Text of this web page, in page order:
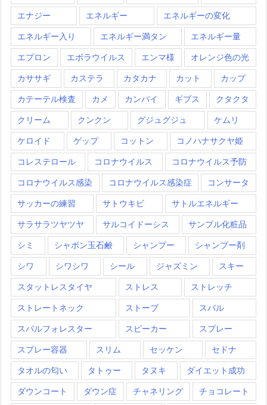
エナジー エネルギー エネルギーの変化
エネルギー入り エネルギー満タン エネルギー量
エプロン エボラウイルス エンマ様 オレンジ色の光
カササギ カステラ カタカナ カット カップ
カテーテル検査 カメ カンパイ ギブス クタクタ
クリーム クンクン グジュグジュ ケムリ
ケロイド ゲップ コットン コノハナサクヤ姫
コレステロール コロナウイルス コロナウイルス予防
コロナウイルス感染 コロナウイルス感染症 コンサータ
サッカーの練習 サトウキビ サトルエネルギー
サラサラツヤツヤ サルコイドーシス サンプル化粧品
シミ シャボン玉石鹸 シャンプー シャンプー剤
シワ シワシワ シール ジャズミン スキー
スタットレスタイヤ ストレス ストレッチ
ストレートネック ストーブ スバル
スバルフォレスター スピーカー スプレー
スプレー容器 スリム セッケン セドナ
タオルの匂い タトゥー タヌキ ダイエット成功
ダウンコート ダウン症 チャネリング チョコレート